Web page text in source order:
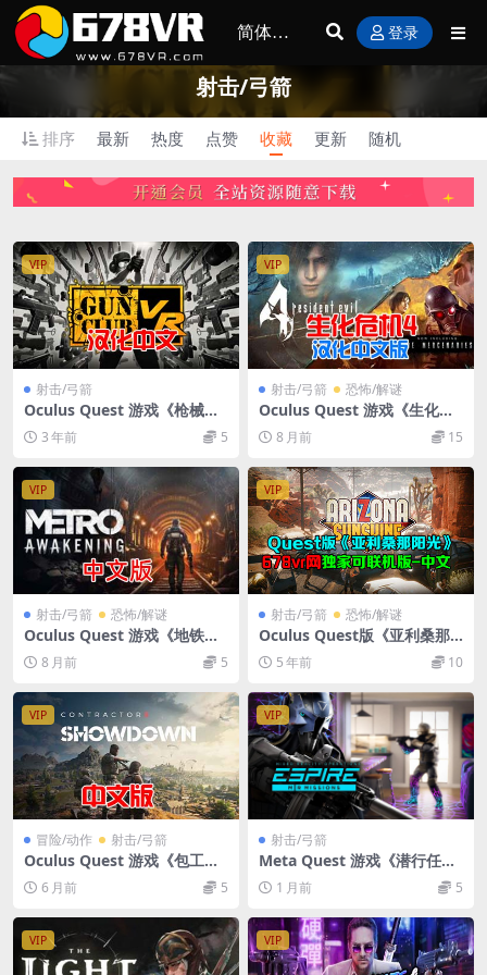
登录
射击/弓箭
排序 最新 热度 点赞 收藏 更新 随机
VIP
射击/弓箭
Oculus Quest 游戏《枪械俱
乐部VR》汉化中文版 Gun Clu
b VR 下载
3 年前 5
VIP
射击/弓箭 恐怖/解谜
Oculus Quest 游戏《生化危
机4 汉化中文版》Resident E
vil 4 VR
8 月前 15
VIP
射击/弓箭 恐怖/解谜
Oculus Quest 游戏《地铁觉
醒VR》Metro Awakening V
R 8 月前 5
VIP
射击/弓箭 恐怖/解谜
Oculus Quest版《亚利桑那
阳光》可联机版Arizona Suns
hine+DLC全解锁 VR游戏下载
5 年前 10
VIP
冒险/动作 射击/弓箭
Oculus Quest 游戏《包工头
吃鸡对决》Contractors Sho
wdown
6 月前 5
VIP
射击/弓箭
Meta Quest 游戏《潜行任
务》Espire: MR Missions
1 月前 5
VIP VIP